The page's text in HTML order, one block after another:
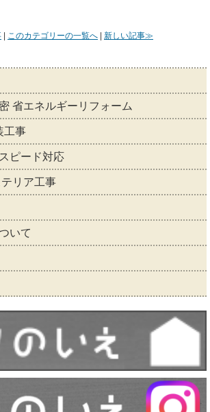
このカテゴリーの一覧へ 新しい記事≫
省エネルギーリフォーム
工事
ピード対応
リア工事
いて